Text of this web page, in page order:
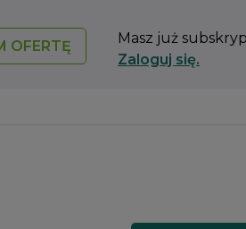
OFERTĘ
Masz już
Zaloguj się.